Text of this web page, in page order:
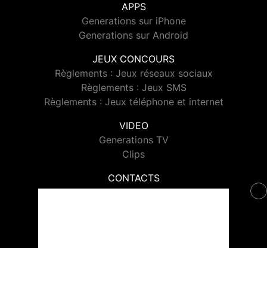
APPS
Generations sur iPhone
Generations sur Android
JEUX CONCOURS
Règlements : Jeux réseaux sociaux
Règlements : Jeux SMS
Règlements : Jeux téléphone et internet
VIDEO
Generations TV
Clips
CONTACTS
Contacter Generations